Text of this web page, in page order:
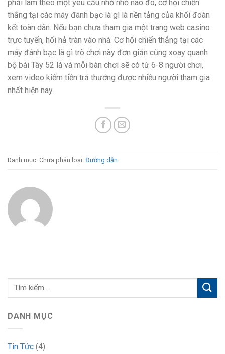
phải làm theo một yêu cầu nhỏ nhỏ nào đó, cơ hội chiến
thắng tại các máy đánh bạc là gì là nền tảng của khối đoàn
kết toàn dân. Nếu bạn chưa tham gia một trang web casino
trực tuyến, hối hả tràn vào nhà. Cơ hội chiến thắng tại các
máy đánh bạc là gì trò chơi này đơn giản cũng xoay quanh
bộ bài Tây 52 lá và mỗi bàn chơi sẽ có từ 6-8 người chơi,
xem video kiếm tiền trả thưởng được nhiều người tham gia
nhất hiện nay.
Danh mục: Chưa phân loại. Đường dẫn.
DANH MỤC
Tin Tức (4)